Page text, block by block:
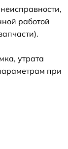
работой
утрата
при